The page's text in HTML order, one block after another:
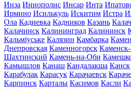
Инза Иннополис Инсар Инта
Ирмино Исилькуль Искитим Истра
Ола Кадиевка Кадников Казань Калач
Калачинск Калининград Калининск
Кальміуське Калязин Камбарка
Днепровская Каменногорск
Шахтинский Камень-на-Оби
Камышлов Канаш Кандалакша Канск
Карабулак Карасук Карачаевск
Карпинск Карталы Касимов Касли